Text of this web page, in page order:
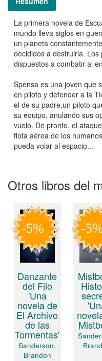
La primera novela de
mundo lleva siglos en
un planeta
decididos a destruirla.
dispuestos a combatir al
Spensa es una joven que
en piloto y defender a la
el de su padre,un piloto
su equipo, anulando sus
vuelo. De pronto, el
flota aérea de los
pueda volar al espacio...
Otros libros del
Danzante
del Filo
'Una
novela de
El Archivo
de las
Tormentas'
Sanderson,
Brandon